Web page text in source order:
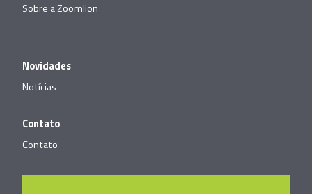
Sobre a Zoomlion
Novidades
Notícias
Contato
Contato